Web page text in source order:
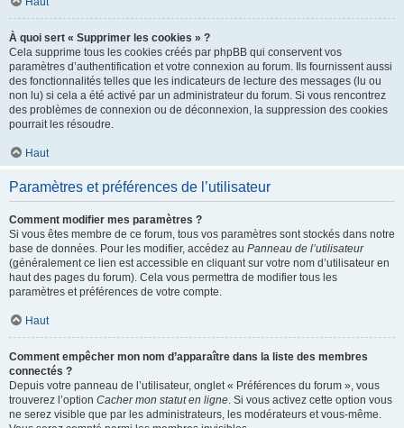
À quoi sert « Supprimer les cookies » ?
Cela supprime tous les cookies créés par phpBB qui conservent vos
paramètres d’authentification et votre connexion au forum. Ils fournissent aussi
des fonctionnalités telles que les indicateurs de lecture des messages (lu ou
non lu) si cela a été activé par un administrateur du forum. Si vous rencontrez
des problèmes de connexion ou de déconnexion, la suppression des cookies
pourrait les résoudre.
Haut
Paramètres et préférences de l’utilisateur
Comment modifier mes paramètres ?
Si vous êtes membre de ce forum, tous vos paramètres sont stockés dans notre
base de données. Pour les modifier, accédez au Panneau de l’utilisateur
(généralement ce lien est accessible en cliquant sur votre nom d’utilisateur en
haut des pages du forum). Cela vous permettra de modifier tous les
paramètres et préférences de votre compte.
Haut
Comment empêcher mon nom d’apparaître dans la liste des membres
connectés ?
Depuis votre panneau de l’utilisateur, onglet « Préférences du forum », vous
trouverez l’option Cacher mon statut en ligne. Si vous activez cette option vous
ne serez visible que par les administrateurs, les modérateurs et vous-même.